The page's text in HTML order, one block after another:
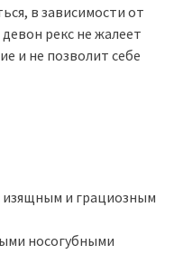
в зависимости от
рекс не жалеет
и не позволит себе
изящным и грациозным
носогубными